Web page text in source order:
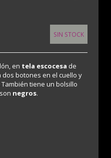
SIN STOCK
en tela escocesa de
dos botones en el cuello y
tiene un bolsillo
son negros.